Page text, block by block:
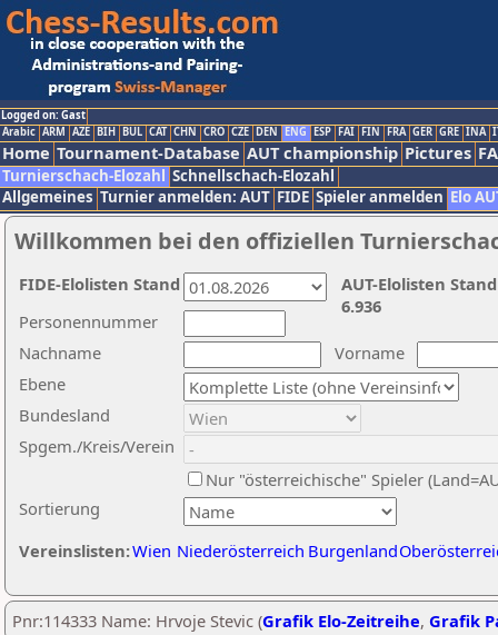
Logged on: Gast
Arabic ARM AZE BIH BUL CAT CHN CRO CZE DEN ENG ESP FAI FIN FRA GER GRE INA
Home Tournament-Database AUT championship Pictures
Turnierschach-Elozahl Schnellschach-Elozahl
Allgemeines Turnier anmelden: AUT FIDE Spieler anmelden Elo
Willkommen bei den offiziellen
Nachname
Vorname
Ebene
Sortierung
Personennummer
Bundesland
Spgem./Kreis/Verein
Nur "österreichische" Spieler
Vereinslisten:Wien Niederösterreich Burgenland
AUT-Elolisten
6.936
FIDE-Elolisten Stand
Pnr:114333 Name: Hrvoje Stevic (Grafik Elo-Zeitreihe, Grafik